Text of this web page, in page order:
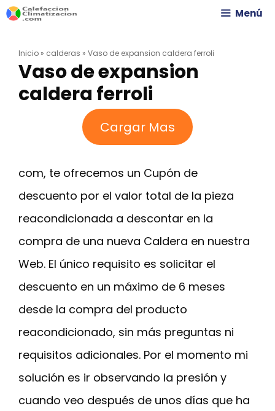
Saltar
contenido
Menú
Inicio » calderas » Vaso de expansion caldera ferroli
Vaso de expansion
caldera ferroli
Cargar Mas
com, te ofrecemos un Cupón de
descuento por el valor total de la pieza
reacondicionada a descontar en la
compra de una nueva Caldera en nuestra
Web. El único requisito es solicitar el
descuento en un máximo de 6 meses
desde la compra del producto
reacondicionado, sin más preguntas ni
requisitos adicionales. Por el momento mi
solución es ir observando la presión y
cuando veo después de unos días que ha